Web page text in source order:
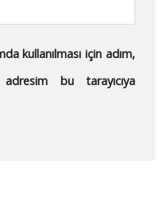
kullanılması için adım,
bu tarayıcıya